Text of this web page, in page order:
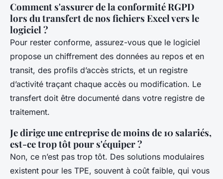
Comment s'assurer de la conformité RGPD
lors du transfert de nos fichiers Excel vers le
logiciel ?
Pour rester conforme, assurez-vous que le logiciel
propose un chiffrement des données au repos et en
transit, des profils d’accès stricts, et un registre
d’activité traçant chaque accès ou modification. Le
transfert doit être documenté dans votre registre de
traitement.
Je dirige une entreprise de moins de 10 salariés,
est-ce trop tôt pour s'équiper ?
Non, ce n’est pas trop tôt. Des solutions modulaires
existent pour les TPE, souvent à coût faible, qui vous